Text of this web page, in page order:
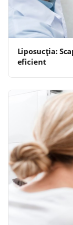
Liposucția:
eficient